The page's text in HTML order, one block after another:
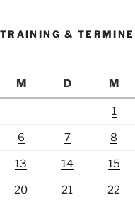
TRAINING & TERMINE
M
D M
1
6 7 8
13 14 15
20 21 22